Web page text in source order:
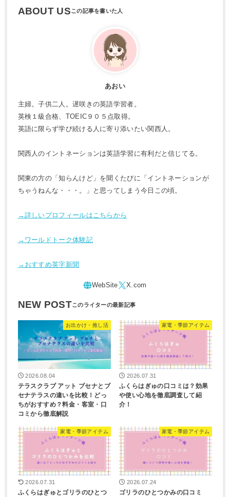
ABOUT US
あおい
主婦。子供二人。遅咲きの英語学習者。
英検１級合格、TOEIC９０５点取得。
英語に限らず学び続ける人に寄り添いたい関西人。
関西人のイントネーションは英語学習に有利だと信じてる。
関東の方の「知らんけど」を聞くたびに「イントネーションが
ちゃうねんな・・・。」と思ってしまう今日この頃。
→詳しいプロフィールはこちらから
→ワールドトーク体験記
→おすすめ英字新聞
NEW POST
お出かけ・推し活
2026.08.04
テラスクラブ アット ブセナとブ
セナテラスの違いを比較！どっ
ちがおすすめ？料金・客室・口
コミから徹底解説
家電・季節アイテム
2026.07.31
ふくらはぎゅの口コミは？効果
や使い心地を徹底調査して紹
介！
家電・季節アイテム
2026.07.31
ふくらはぎゅとゴリラのひとつ
家電・季節アイテム
2026.07.24
ゴリラのひとつかみの口コミ